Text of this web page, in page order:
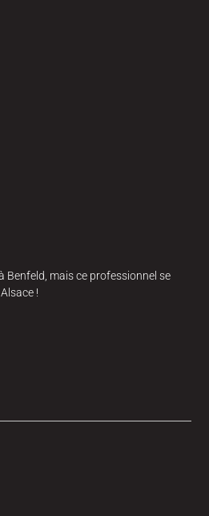
Benfeld, mais ce professionnel se
!